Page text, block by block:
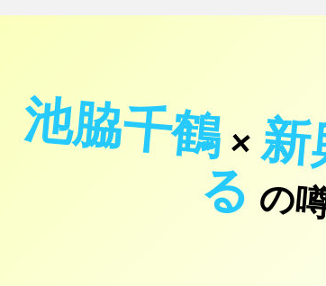
池脇千鶴×
る の